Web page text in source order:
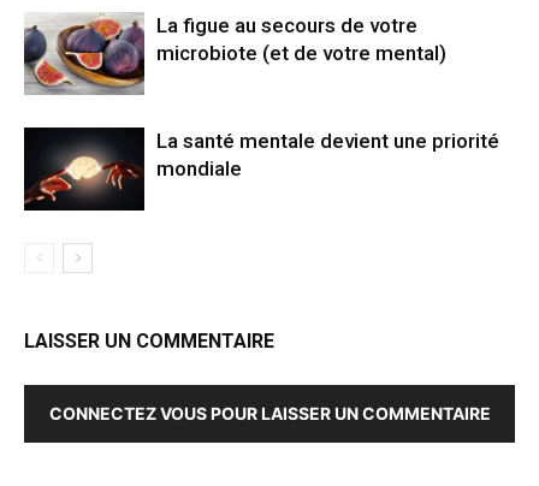
La figue au secours de votre
microbiote (et de votre mental)
La santé mentale devient une priorité
mondiale
LAISSER UN COMMENTAIRE
CONNECTEZ VOUS POUR LAISSER UN COMMENTAIRE